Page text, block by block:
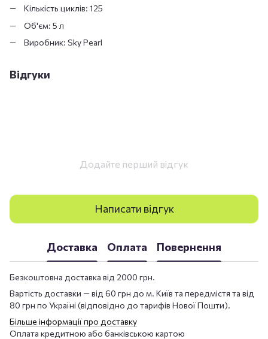
Кількість циклів: 125
Об'єм: 5 л
Виробник: Sky Pearl
Відгуки
Додайте перший відгук
Написати відгук
Доставка Оплата Повернення
Безкоштовна доставка від 2000 грн.
Вартість доставки — від 60 грн до м. Київ та передмістя та від
80 грн по Україні (відповідно до тарифів Нової Пошти).
Більше інформації про доставку
Оплата кредитною або банківською картою